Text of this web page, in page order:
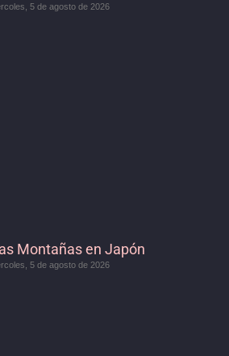
5 de agosto de 2026
Montañas en Japón
5 de agosto de 2026